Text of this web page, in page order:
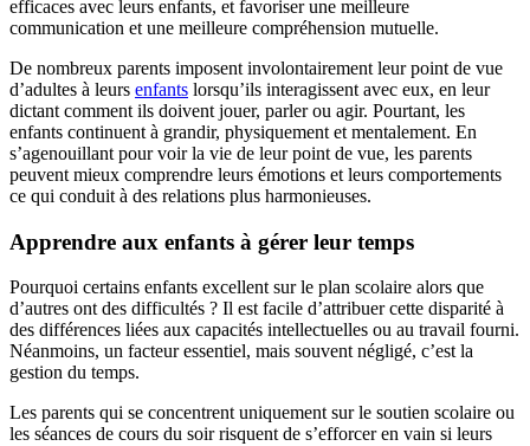
efficaces avec leurs enfants, et favoriser une meilleure
communication et une meilleure compréhension mutuelle.
De nombreux parents imposent involontairement leur point de vue
d’adultes à leurs enfants lorsqu’ils interagissent avec eux, en leur
dictant comment ils doivent jouer, parler ou agir. Pourtant, les
enfants continuent à grandir, physiquement et mentalement. En
s’agenouillant pour voir la vie de leur point de vue, les parents
peuvent mieux comprendre leurs émotions et leurs comportements
ce qui conduit à des relations plus harmonieuses.
Apprendre aux enfants à gérer leur temps
Pourquoi certains enfants excellent sur le plan scolaire alors que
d’autres ont des difficultés ? Il est facile d’attribuer cette disparité à
des différences liées aux capacités intellectuelles ou au travail fourni.
Néanmoins, un facteur essentiel, mais souvent négligé, c’est la
gestion du temps.
Les parents qui se concentrent uniquement sur le soutien scolaire ou
les séances de cours du soir risquent de s’efforcer en vain si leurs